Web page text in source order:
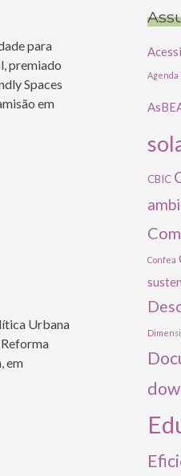
para
premiado
Spaces
em
Urbana
em
Agenda
CBIC
Confea